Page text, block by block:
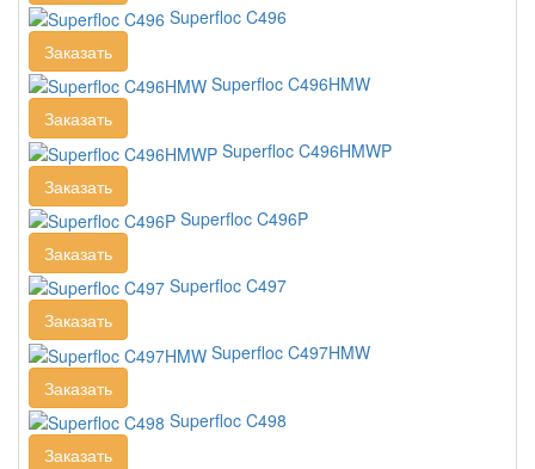
Superfloc C496
Заказать
Superfloc C496HMW
Заказать
Superfloc C496HMWP
Заказать
Superfloc C496P
Заказать
Superfloc C497
Заказать
Superfloc C497HMW
Заказать
Superfloc C498
Заказать